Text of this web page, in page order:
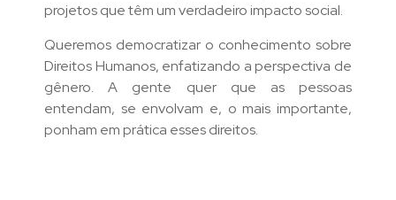
projetos que têm um verdadeiro impacto social.
Queremos democratizar o conhecimento sobre
Direitos Humanos, enfatizando a perspectiva de
gênero. A gente quer que as pessoas
entendam, se envolvam e, o mais importante,
ponham em prática esses direitos.